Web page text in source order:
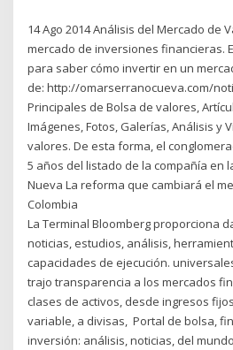
14 Ago 2014 Análisis del Mercado de
mercado de inversiones financieras.
para saber cómo invertir en un
de: http://omarserranocueva.com/
Principales de Bolsa de valores,
Imágenes, Fotos, Galerías, Análisis y
valores. De esta forma, el
5 años del listado de la compañía en
Nueva La reforma que cambiará el
Colombia
La Terminal Bloomberg proporciona
noticias, estudios, análisis,
capacidades de ejecución.
trajo transparencia a los mercados
clases de activos, desde ingresos
variable, a divisas, Portal de bolsa,
inversión: análisis, noticias, del